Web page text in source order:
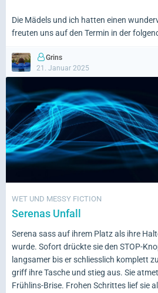
Die Mädels und ich hatten einen
freuten uns auf den Termin in der
Grins
21. Januar 2025
WET UND MESSY FICTION
Serenas Unfall
Serena sass auf ihrem Platz als ihre
wurde. Sofort drückte sie den STOP-
langsamer bis er schliesslich komplett
griff ihre Tasche und stieg aus. Sie
Frühlins-Brise. Frohen Schrittes lief sie